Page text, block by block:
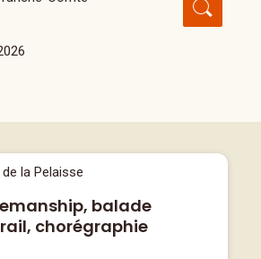
la Pelaisse
balade
chorégraphie